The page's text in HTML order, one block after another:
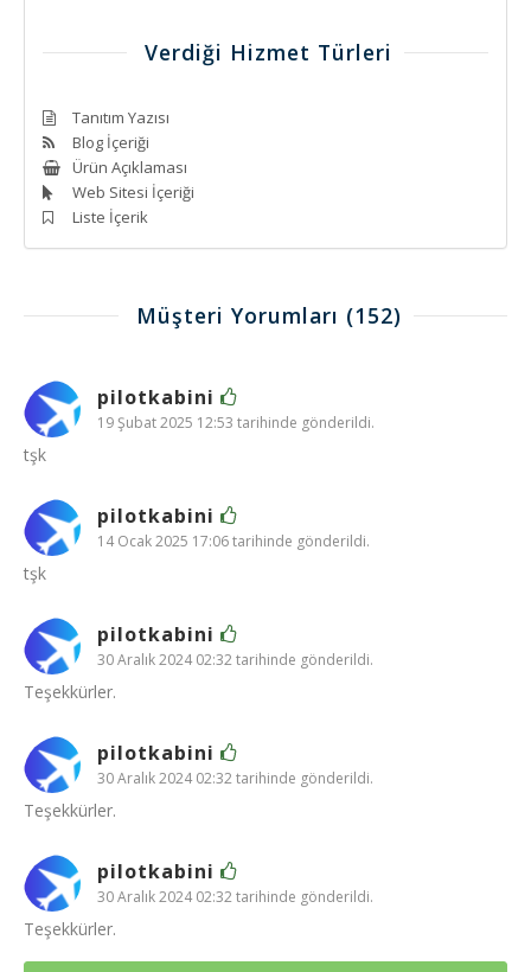
Verdiği Hizmet Türleri
Tanıtım Yazısı
Blog İçeriği
Ürün Açıklaması
Web Sitesi İçeriği
Liste İçerik
Müşteri Yorumları (152)
pilotkabini
19 Şubat 2025 12:53 tarihinde gönderildi.
tşk
pilotkabini
14 Ocak 2025 17:06 tarihinde gönderildi.
tşk
pilotkabini
30 Aralık 2024 02:32 tarihinde gönderildi.
Teşekkürler.
pilotkabini
30 Aralık 2024 02:32 tarihinde gönderildi.
Teşekkürler.
pilotkabini
30 Aralık 2024 02:32 tarihinde gönderildi.
Teşekkürler.